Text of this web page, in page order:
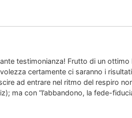
testimonianza! Frutto di un
certamente ci saranno i
ad entrare nel ritmo del respiro
ma con “l’abbandono, la fede-